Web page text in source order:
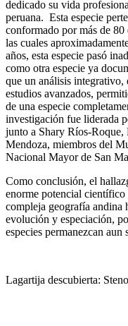
dedicado su vida
peruana. Esta especie
conformado por más de 80
las cuales
años, esta especie pasó
como otra especie ya
que un análisis
estudios avanzados,
de una especie
investigación fue liderada
junto a Shary Ríos-
Mendoza, miembros del
Nacional Mayor de San
Como conclusión, el
enorme potencial
compleja geografía andina
evolución y especiación,
especies permanezcan aun
Lagartija descubierta: